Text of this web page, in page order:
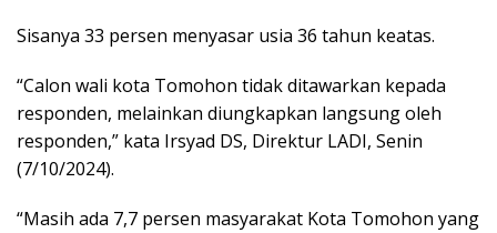
Sisanya 33 persen menyasar usia 36 tahun keatas.
“Calon wali kota Tomohon tidak ditawarkan kepada
responden, melainkan diungkapkan langsung oleh
responden,” kata Irsyad DS, Direktur LADI, Senin
(7/10/2024).
“Masih ada 7,7 persen masyarakat Kota Tomohon yang